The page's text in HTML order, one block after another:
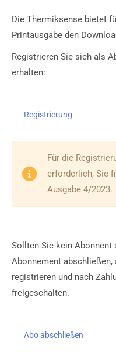
Die Thermiksense bietet
Printausgabe den
Registrieren Sie sich als
erhalten:
Registrierung
Für die
erforderlich, Sie
Ausgabe 4/2023.
Sollten Sie kein Abonnent
Abonnement
registrieren und nach
freigeschalten.
Abo abschließen